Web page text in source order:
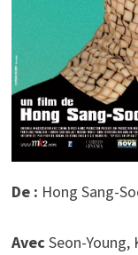
De : Hong Sang-
Avec Seon-Young,